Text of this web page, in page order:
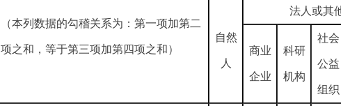
（本列数据的勾稽关系为：第一项加第二
项之和，等于第三项加第四项之和）
自然
人
法人或其
商业
企业
科研
机构
社会
公益
组织